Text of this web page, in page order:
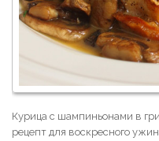
Курица с шампиньонами в
рецепт для воскресного